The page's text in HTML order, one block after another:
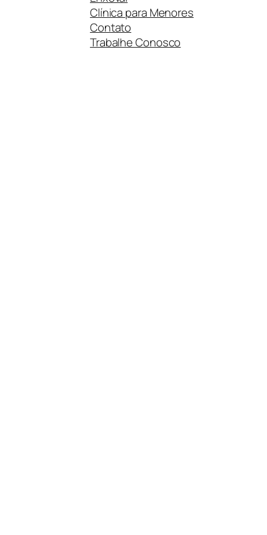
Clínica para Menores
Contato
Trabalhe Conosco